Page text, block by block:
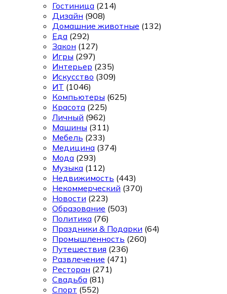
Гостиница (214)
Дизайн (908)
Домашние животные (132)
Еда (292)
Закон (127)
Игры (297)
Интерьер (235)
Искусство (309)
ИТ (1046)
Компьютеры (625)
Красота (225)
Личный (962)
Машины (311)
Мебель (233)
Медицина (374)
Мода (293)
Музыка (112)
Недвижимость (443)
Некоммерческий (370)
Новости (223)
Образование (503)
Политика (76)
Праздники & Подарки (64)
Промышленность (260)
Путешествия (236)
Развлечение (471)
Ресторан (271)
Свадьба (81)
Спорт (552)